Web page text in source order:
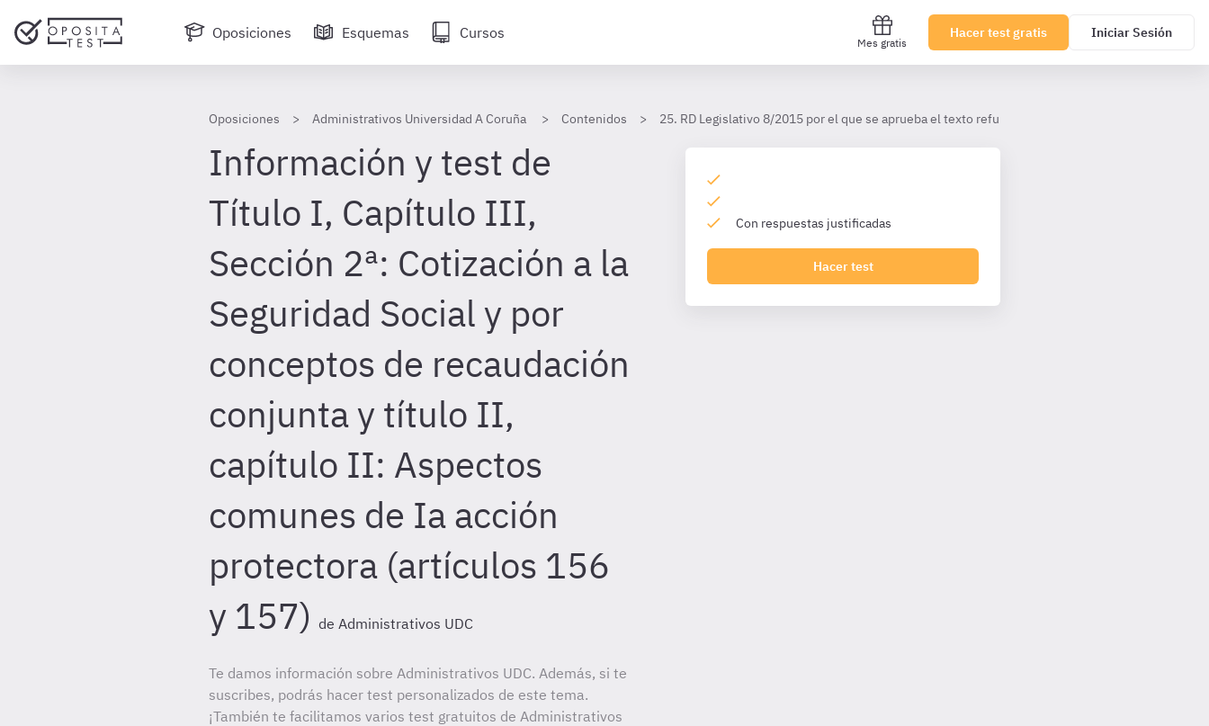
Oposiciones Esquemas Cursos
Mes gratis
Hacer test gratis Iniciar Sesión
Oposiciones Administrativos Universidad A Coruña Contenidos 25. RD Legislativo 8/2015 por el que se aprueba el texto refundido de la Ley General de la
Información y test de
Título I, Capítulo III,
Sección 2ª: Cotización a la
Seguridad Social y por
conceptos de recaudación
conjunta y título II,
capítulo II: Aspectos
comunes de Ia acción
protectora (artículos 156
y 157) de Administrativos UDC
Te damos información sobre Administrativos UDC. Además, si te
suscribes, podrás hacer test personalizados de este tema.
¡También te facilitamos varios test gratuitos de Administrativos
Con respuestas justificadas
Hacer test